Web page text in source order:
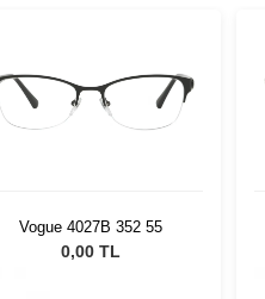
Vogue 4027B 352 55
0,00 TL